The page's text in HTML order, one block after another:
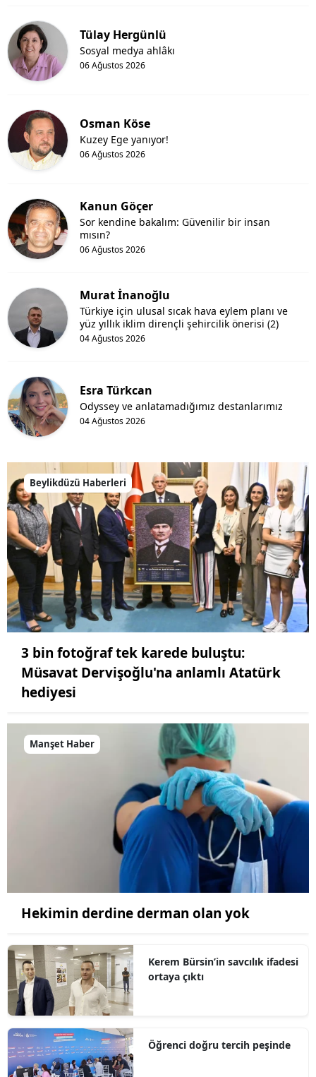
Tülay Hergünlü
06 Ağustos 2026
Sosyal medya ahlâkı
Osman Köse
06 Ağustos 2026
Kuzey Ege yanıyor!
Kanun Göçer
06 Ağustos 2026
Sor kendine bakalım: Güvenilir bir insan
mısın?
Murat İnanoğlu
04 Ağustos 2026
Türkiye için ulusal sıcak hava eylem planı ve
yüz yıllık iklim dirençli şehircilik önerisi (2)
Esra Türkcan
04 Ağustos 2026
Odyssey ve anlatamadığımız destanlarımız
Beylikdüzü Haberleri
3 bin fotoğraf tek karede buluştu:
Müsavat Dervişoğlu'na anlamlı Atatürk
hediyesi
Manşet Haber
Hekimin derdine derman olan yok
Kerem Bürsin’in savcılık ifadesi
ortaya çıktı
Öğrenci doğru tercih peşinde